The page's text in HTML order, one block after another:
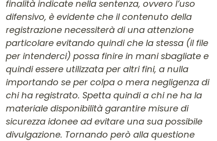
finalità indicate nella sentenza, ovvero l’uso
difensivo, è evidente che il contenuto della
registrazione necessiterà di una attenzione
particolare evitando quindi che la stessa (il file
per intenderci) possa finire in mani sbagliate e
quindi essere utilizzata per altri fini, a nulla
importando se per colpa o mera negligenza di
chi ha registrato. Spetta quindi a chi ne ha la
materiale disponibilità garantire misure di
sicurezza idonee ad evitare una sua possibile
divulgazione. Tornando però alla questione